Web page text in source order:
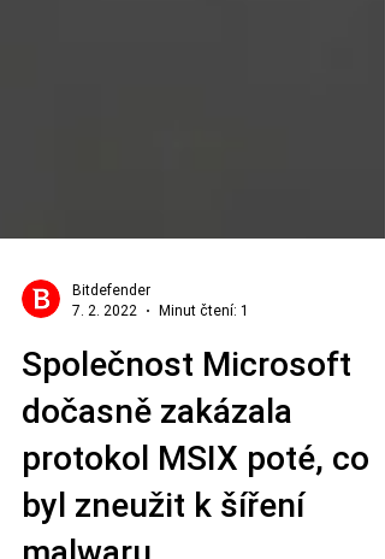
Společnost Microsoft
dočasně zakázala
protokol MSIX poté, co
byl zneužit k šíření